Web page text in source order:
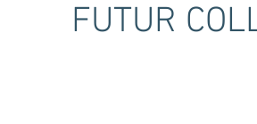
FUTUR